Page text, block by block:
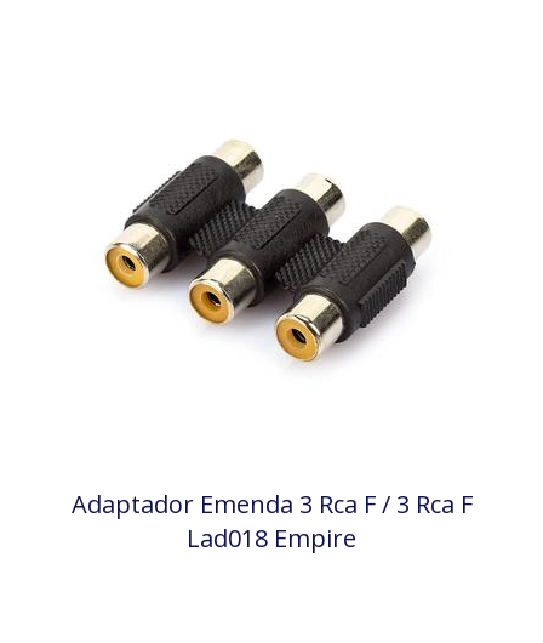
Adaptador Emenda 3 Rca F / 3 Rca F
Lad018 Empire